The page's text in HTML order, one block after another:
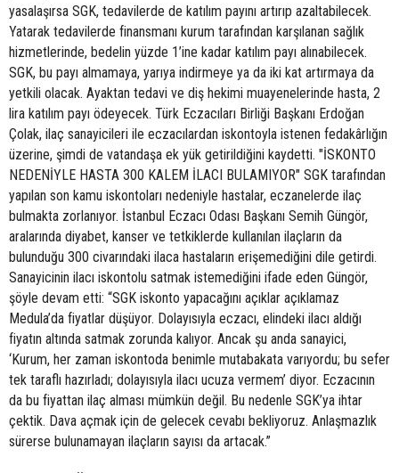
yasalaşırsa SGK, tedavilerde de katılım payını artırıp azaltabilecek.
Yatarak tedavilerde finansmanı kurum tarafından karşılanan sağlık
hizmetlerinde, bedelin yüzde 1’ine kadar katılım payı alınabilecek.
SGK, bu payı almamaya, yarıya indirmeye ya da iki kat artırmaya da
yetkili olacak. Ayaktan tedavi ve diş hekimi muayenelerinde hasta, 2
lira katılım payı ödeyecek. Türk Eczacıları Birliği Başkanı Erdoğan
Çolak, ilaç sanayicileri ile eczacılardan iskontoyla istenen fedakârlığın
üzerine, şimdi de vatandaşa ek yük getirildiğini kaydetti. "İSKONTO
NEDENİYLE HASTA 300 KALEM İLACI BULAMIYOR" SGK tarafından
yapılan son kamu iskontoları nedeniyle hastalar, eczanelerde ilaç
bulmakta zorlanıyor. İstanbul Eczacı Odası Başkanı Semih Güngör,
aralarında diyabet, kanser ve tetkiklerde kullanılan ilaçların da
bulunduğu 300 civarındaki ilaca hastaların erişemediğini dile getirdi.
Sanayicinin ilacı iskontolu satmak istemediğini ifade eden Güngör,
şöyle devam etti: “SGK iskonto yapacağını açıklar açıklamaz
Medula’da fiyatlar düşüyor. Dolayısıyla eczacı, elindeki ilacı aldığı
fiyatın altında satmak zorunda kalıyor. Ancak şu anda sanayici,
‘Kurum, her zaman iskontoda benimle mutabakata varıyordu; bu sefer
tek taraflı hazırladı; dolayısıyla ilacı ucuza vermem’ diyor. Eczacının
da bu fiyattan ilaç alması mümkün değil. Bu nedenle SGK’ya ihtar
çektik. Dava açmak için de gelecek cevabı bekliyoruz. Anlaşmazlık
sürerse bulunamayan ilaçların sayısı da artacak.”